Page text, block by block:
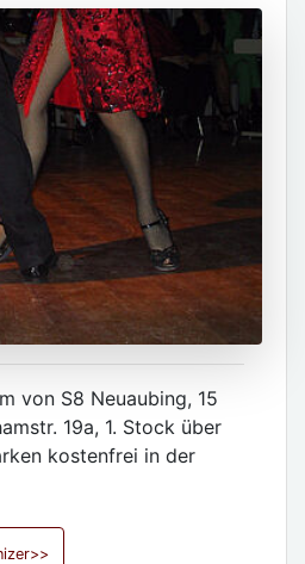
von S8 Neuaubing, 15
19a, 1. Stock über
kostenfrei in der